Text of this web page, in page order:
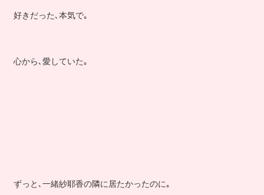
好きだった､本気で｡
心から､愛していた｡
ずっと､一緒紗耶香の隣に居たかったのに｡